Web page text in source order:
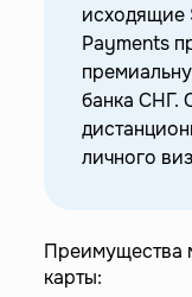
исходящие
Payments
банка СНГ.
личного
Преимущества
карты: